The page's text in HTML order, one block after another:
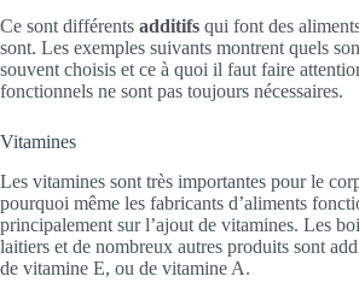
Ce sont différents additifs qui font des
sont. Les exemples suivants montrent quels
souvent choisis et ce à quoi il faut faire
fonctionnels ne sont pas toujours nécessaires.
Vitamines
Les vitamines sont très importantes pour le
pourquoi même les fabricants d’aliments
principalement sur l’ajout de vitamines. Les
laitiers et de nombreux autres produits sont
de vitamine E, ou de vitamine A.